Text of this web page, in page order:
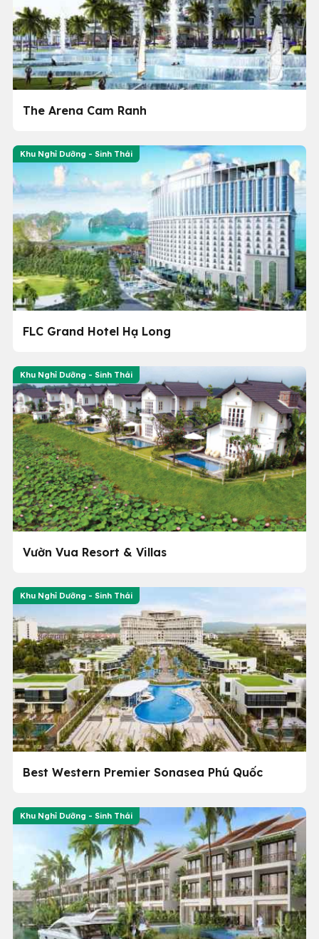
The Arena Cam Ranh
Khu Nghỉ Dưỡng - Sinh Thái
FLC Grand Hotel Hạ Long
Khu Nghỉ Dưỡng - Sinh Thái
Vườn Vua Resort & Villas
Khu Nghỉ Dưỡng - Sinh Thái
Best Western Premier Sonasea Phú Quốc
Khu Nghỉ Dưỡng - Sinh Thái